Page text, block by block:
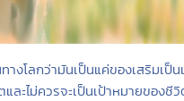
างโลกว่ามันเป็นแค่ของเสริมเป็
ละไม่ควรจะเป็นเป้าหมายของชี